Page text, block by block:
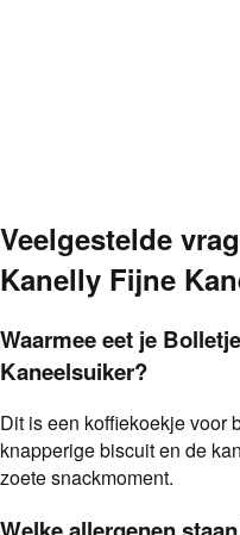
Veelgestelde
Kanelly Fijne
Waarmee eet je
Kaneelsuiker?
Dit is een koffiekoekje voor
knapperige biscuit en de
zoete snackmoment.